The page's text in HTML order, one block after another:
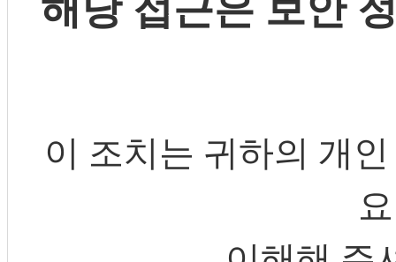
해당 접근은 보안
이 조치는 귀하의 개